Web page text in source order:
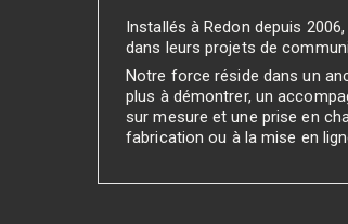
Installés à Redon depuis
dans leurs projets de
Notre force réside dans un
plus à démontrer, un
sur mesure et une prise en
fabrication ou à la mise en